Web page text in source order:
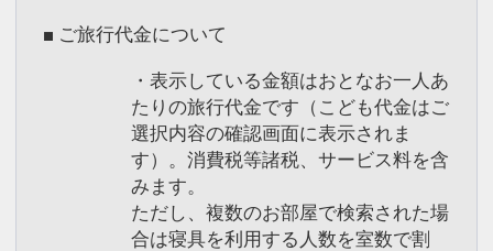
■ ご旅行代金について
・表示している金額はおとなお一人あ
たりの旅行代金です（こども代金はご
選択内容の確認画面に表示されま
す）。消費税等諸税、サービス料を含
みます。
ただし、複数のお部屋で検索された場
合は寝具を利用する人数を室数で割